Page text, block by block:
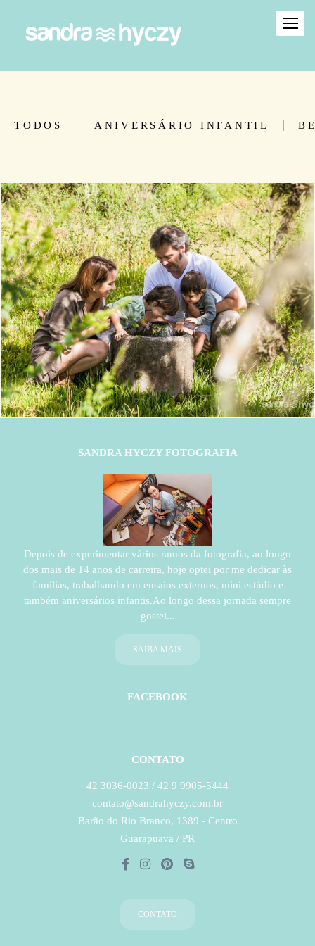
TODOS ANIVERSÁRIO INFANTIL
555 29
SANDRA HYCZY FOTOGRAFIA
Depois de experimentar vários ramos da fotografia, ao longo
dos mais de 14 anos de carreira, hoje optei por me dedicar às
famílias, trabalhando em ensaios externos, mini estúdio e
também aniversários infantis.Ao longo dessa jornada sempre
gostei...
SAIBA MAIS
FACEBOOK
CONTATO
42 3036-0023 / 42 9 9905-5444
contato@sandrahyczy.com.br
Barão do Rio Branco, 1389 - Centro
Guarapuava / PR
CONTATO